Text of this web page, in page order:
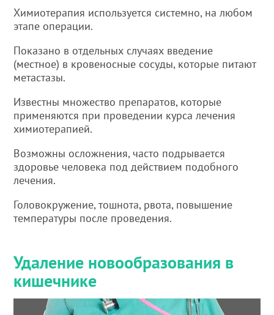
Химиотерапия используется системно, на любом
этапе операции.
Показано в отдельных случаях введение
(местное) в кровеносные сосуды, которые питают
метастазы.
Известны множество препаратов, которые
применяются при проведении курса лечения
химиотерапией.
Возможны осложнения, часто подрывается
здоровье человека под действием подобного
лечения.
Головокружение, тошнота, рвота, повышение
температуры после проведения.
Удаление новообразования в
кишечнике